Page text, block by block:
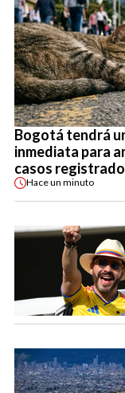
Bogotá tendrá
inmediata para
casos
Haceun minuto